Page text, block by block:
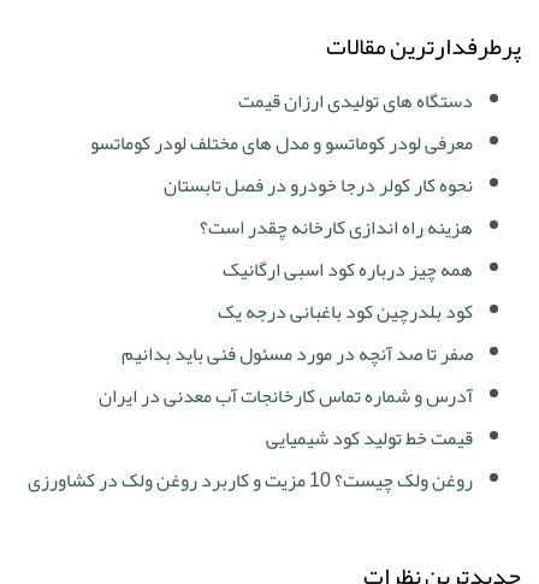
پرطرفدارترین مقالات
دستگاه های تولیدی ارزان قیمت
معرفی لودر کوماتسو و مدل های مختلف لودر کوماتسو
نحوه کار کولر درجا خودرو در فصل تابستان
هزینه راه اندازی کارخانه چقدر است؟
همه چیز درباره کود اسبی ارگانیک
کود بلدرچین کود باغبانی درجه یک
صفر تا صد آنچه در مورد مسئول فنی باید بدانیم
آدرس و شماره تماس کارخانجات آب معدنی در ایران
قیمت خط تولید کود شیمیایی
روغن ولک چیست؟ 10 مزیت و کاربرد روغن ولک در کشاورزی